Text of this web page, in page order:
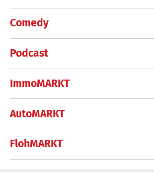
Comedy
Podcast
ImmoMARKT
AutoMARKT
FlohMARKT